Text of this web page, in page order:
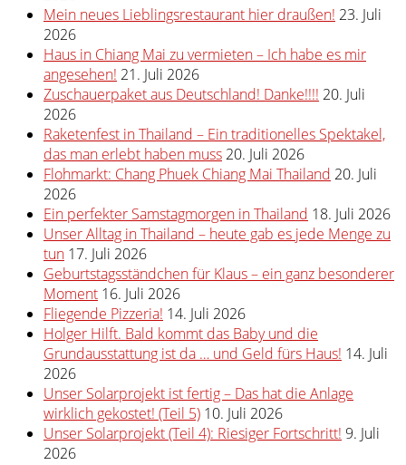
Mein neues Lieblingsrestaurant hier draußen! 23. Juli
2026
Haus in Chiang Mai zu vermieten – Ich habe es mir
angesehen! 21. Juli 2026
Zuschauerpaket aus Deutschland! Danke!!!! 20. Juli
2026
Raketenfest in Thailand – Ein traditionelles Spektakel,
das man erlebt haben muss 20. Juli 2026
Flohmarkt: Chang Phuek Chiang Mai Thailand 20. Juli
2026
Ein perfekter Samstagmorgen in Thailand 18. Juli 2026
Unser Alltag in Thailand – heute gab es jede Menge zu
tun 17. Juli 2026
Geburtstagsständchen für Klaus – ein ganz besonderer
Moment 16. Juli 2026
Fliegende Pizzeria! 14. Juli 2026
Holger Hilft. Bald kommt das Baby und die
Grundausstattung ist da … und Geld fürs Haus! 14. Juli
2026
Unser Solarprojekt ist fertig – Das hat die Anlage
wirklich gekostet! (Teil 5) 10. Juli 2026
Unser Solarprojekt (Teil 4): Riesiger Fortschritt! 9. Juli
2026